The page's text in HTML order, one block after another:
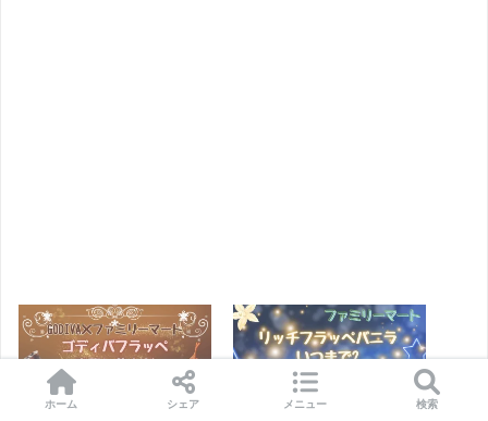
ホーム シェア メニュー 検索